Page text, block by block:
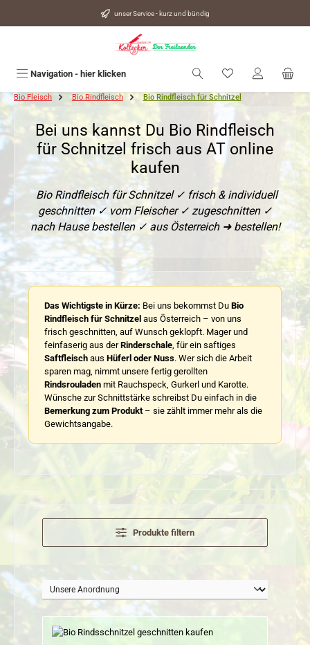
unser Service - kurz und bündig
Navigation - hier klicken Du hast 0
Bio Fleisch Bio Rindfleisch Bio Rindfleisch für Schnitzel
Bei uns kannst Du Bio Rindfleisch
für Schnitzel frisch aus AT online
kaufen
Bio Rindfleisch für Schnitzel ✓ frisch & individuell
geschnitten ✓ vom Fleischer ✓ zugeschnitten ✓
nach Hause bestellen ✓ aus Österreich ➜ bestellen!
Das Wichtigste in Kürze: Bei uns bekommst Du Bio
Rindfleisch für Schnitzel aus Österreich – von uns
frisch geschnitten, auf Wunsch geklopft. Mager und
feinfaserig aus derRinderschale , für ein saftiges
Saftfleisch aus Hüferl oder Nuss. Wer sich die Arbeit
sparen mag, nimmt unsere fertig gerollten
Rindsrouladen mit Rauchspeck, Gurkerl und Karotte.
Wünsche zur Schnittstärke schreibst Du einfach in die
Bemerkung zum Produkt – sie zählt immer mehr als die
Gewichtsangabe.
Produkte filtern